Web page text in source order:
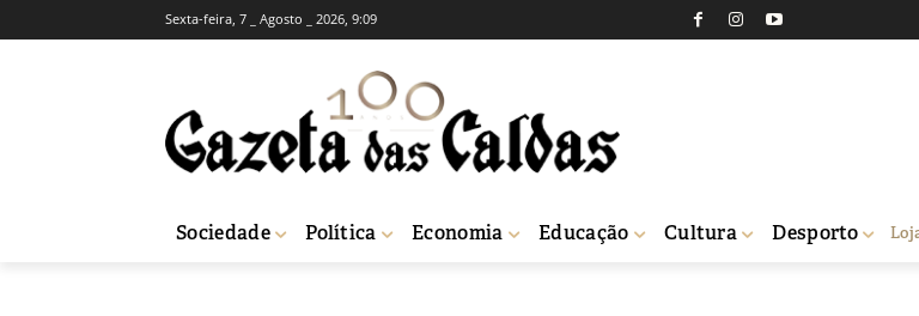
Sexta-feira, 7 _ Agosto _ 2026, 9:09
Sociedade Política Economia Educação Cultura Desporto
DESPORTO
FUTEBOL – Phoz Free venceu a
Redação 10 de Março, 2017